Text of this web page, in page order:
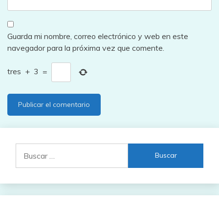
Guarda mi nombre, correo electrónico y web en este
navegador para la próxima vez que comente.
tres + 3 =